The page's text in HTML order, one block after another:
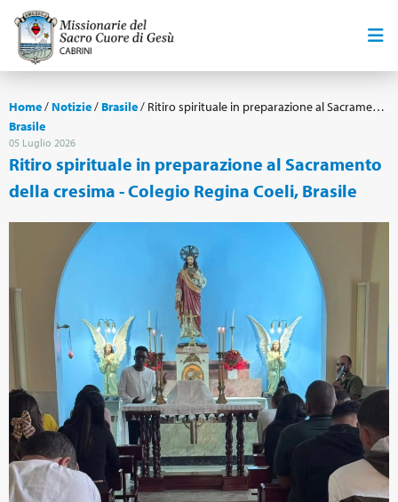
Home/ Notizie/ Brasile/ Ritiro spirituale in preparazione al Sacramento della cresima - Colegio Regina Coeli, Brasile
Brasile
05 Luglio 2026
Ritiro spirituale in preparazione al Sacramento
della cresima - Colegio Regina Coeli, Brasile